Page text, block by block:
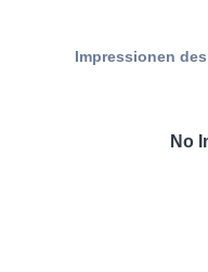
Impressionen
No